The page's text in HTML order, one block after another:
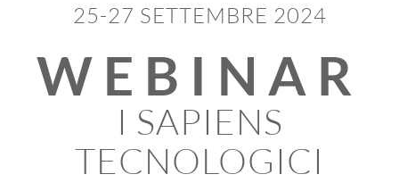
25-27 SETTEMBRE 2024
WEBINAR
I SAPIENS
TECNOLOGICI